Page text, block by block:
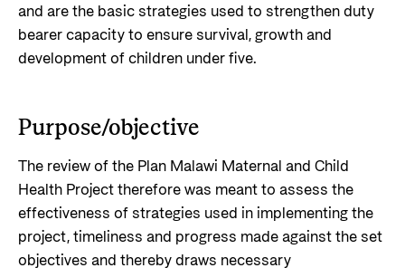
and are the basic strategies used to strengthen duty
bearer capacity to ensure survival, growth and
development of children under five.
Purpose/objective
The review of the Plan Malawi Maternal and Child
Health Project therefore was meant to assess the
effectiveness of strategies used in implementing the
project, timeliness and progress made against the set
objectives and thereby draws necessary